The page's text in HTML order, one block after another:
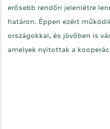
erősebb rendőri jelenlétre
határon. Éppen ezért
országokkal, és jövőben is
amelyek nyitottak a